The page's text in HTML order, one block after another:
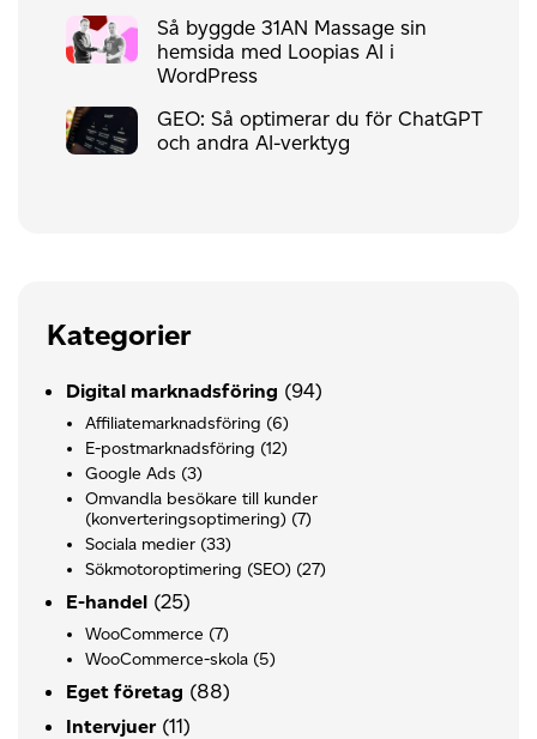
Så byggde 31AN Massage sin
hemsida med Loopias AI i
WordPress
GEO: Så optimerar du för ChatGPT
och andra AI-verktyg
Kategorier
Digital marknadsföring (94)
Affiliatemarknadsföring (6)
E-postmarknadsföring (12)
Google Ads (3)
Omvandla besökare till kunder
(konverteringsoptimering) (7)
Sociala medier (33)
Sökmotoroptimering (SEO) (27)
E-handel (25)
WooCommerce (7)
WooCommerce-skola (5)
Eget företag (88)
Intervjuer (11)